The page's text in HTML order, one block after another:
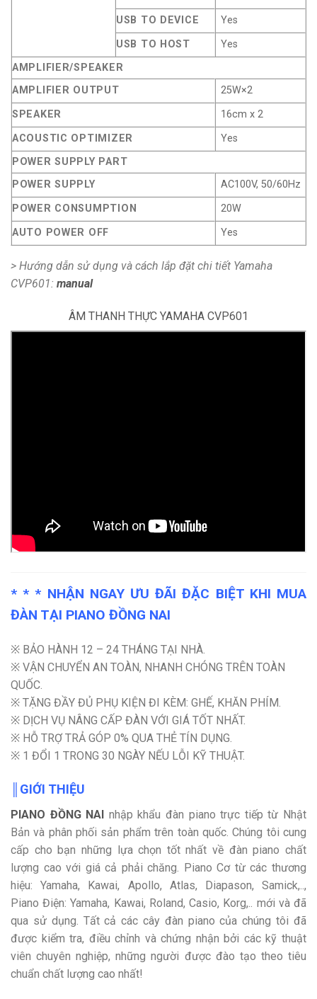
USB TO DEVICE
Yes
USB TO HOST
Yes
AMPLIFIER/SPEAKER
AMPLIFIER OUTPUT
25W×2
SPEAKER
16cm x 2
ACOUSTIC OPTIMIZER
Yes
POWER SUPPLY PART
POWER SUPPLY
AC100V, 50/60Hz
POWER CONSUMPTION
20W
AUTO POWER OFF
Yes
> Hướng dẫn sử dụng và cách lắp đặt chi tiết Yamaha
CVP601: manual
ÂM THANH THỰC YAMAHA CVP601
* * * NHẬN NGAY ƯU ĐÃI ĐẶC BIỆT KHI MUA
ĐÀN TẠI PIANO ĐỒNG NAI
※ BẢO HÀNH 12 – 24 THÁNG TẠI NHÀ.
※ VẬN CHUYỂN AN TOÀN, NHANH CHÓNG TRÊN TOÀN
QUỐC.
※ TẶNG ĐẦY ĐỦ PHỤ KIỆN ĐI KÈM: GHẾ, KHĂN PHÍM.
※ DỊCH VỤ NÂNG CẤP ĐÀN VỚI GIÁ TỐT NHẤT.
※ HỖ TRỢ TRẢ GÓP 0% QUA THẺ TÍN DỤNG.
※ 1 ĐỔI 1 TRONG 30 NGÀY NẾU LỖI KỸ THUẬT.
║GIỚI THIỆU
PIANO ĐỒNG NAI nhập khẩu đàn piano trực tiếp từ Nhật
Bản và phân phối sản phẩm trên toàn quốc. Chúng tôi cung
cấp cho bạn những lựa chọn tốt nhất về đàn piano chất
lượng cao với giá cả phải chăng. Piano Cơ từ các thương
hiệu: Yamaha, Kawai, Apollo, Atlas, Diapason, Samick,..,
Piano Điện: Yamaha, Kawai, Roland, Casio, Korg,.. mới và đã
qua sử dụng. Tất cả các cây đàn piano của chúng tôi đã
được kiểm tra, điều chỉnh và chứng nhận bởi các kỹ thuật
viên chuyên nghiệp, những người được đào tạo theo tiêu
chuẩn chất lượng cao nhất!